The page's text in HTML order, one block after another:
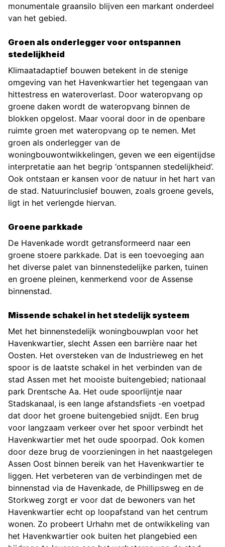
monumentale graansilo blijven een markant onderdeel
van het gebied.
Groen als onderlegger voor ontspannen
stedelijkheid
Klimaatadaptief bouwen betekent in de stenige
omgeving van het Havenkwartier het tegengaan van
hittestress en wateroverlast. Door wateropvang op
groene daken wordt de wateropvang binnen de
blokken opgelost. Maar vooral door in de openbare
ruimte groen met wateropvang op te nemen. Met
groen als onderlegger van de
woningbouwontwikkelingen, geven we een eigentijdse
interpretatie aan het begrip ‘ontspannen stedelijkheid’.
Ook ontstaan er kansen voor de natuur in het hart van
de stad. Natuurinclusief bouwen, zoals groene gevels,
ligt in het verlengde hiervan.
Groene parkkade
De Havenkade wordt getransformeerd naar een
groene stoere parkkade. Dat is een toevoeging aan
het diverse palet van binnenstedelijke parken, tuinen
en groene pleinen, kenmerkend voor de Assense
binnenstad.
Missende schakel in het stedelijk systeem
Met het binnenstedelijk woningbouwplan voor het
Havenkwartier, slecht Assen een barrière naar het
Oosten. Het oversteken van de Industrieweg en het
spoor is de laatste schakel in het verbinden van de
stad Assen met het mooiste buitengebied; nationaal
park Drentsche Aa. Het oude spoorlijntje naar
Stadskanaal, is een lange afstandsfiets -en voetpad
dat door het groene buitengebied snijdt. Een brug
voor langzaam verkeer over het spoor verbindt het
Havenkwartier met het oude spoorpad. Ook komen
door deze brug de voorzieningen in het naastgelegen
Assen Oost binnen bereik van het Havenkwartier te
liggen. Het verbeteren van de verbindingen met de
binnenstad via de Havenkade, de Phillipsweg en de
Storkweg zorgt er voor dat de bewoners van het
Havenkwartier echt op loopafstand van het centrum
wonen. Zo probeert Urhahn met de ontwikkeling van
het Havenkwartier ook buiten het plangebied een